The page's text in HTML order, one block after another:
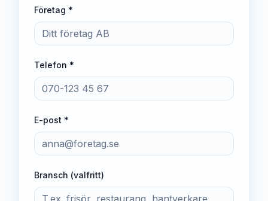
Företag *
Telefon *
E-post *
Bransch (valfritt)